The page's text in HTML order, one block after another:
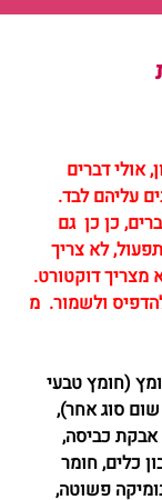
אולי דברים
עליהם לבד.
כן כן גם
לא צריך
מצריך דוקטורט.
ולשמור.  מ
(חומץ טבעי
שום סוג אחר),
אבקת כביסה,
כלים, חומר
פשוטה,